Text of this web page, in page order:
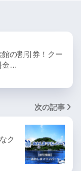
の割引券！クー
金…
次の記事
ク